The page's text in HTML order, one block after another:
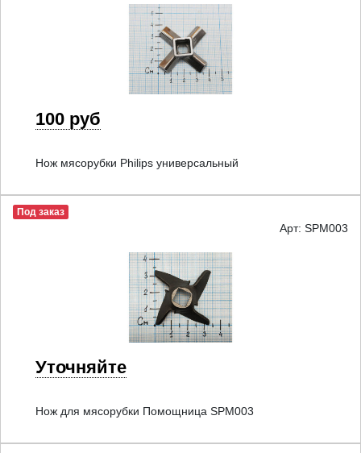
100 руб
Нож мясорубки Philips универсальный
Под заказ
Арт: SPM003
Уточняйте
Нож для мясорубки Помощница SPM003